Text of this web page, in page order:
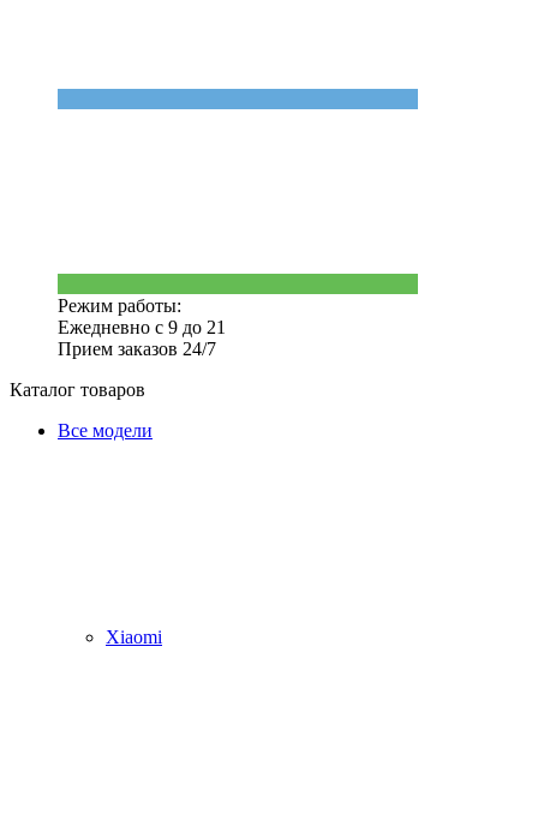
Режим работы:
Ежедневно с 9 до 21
Прием заказов 24/7
Каталог товаров
Все модели
Xiaomi